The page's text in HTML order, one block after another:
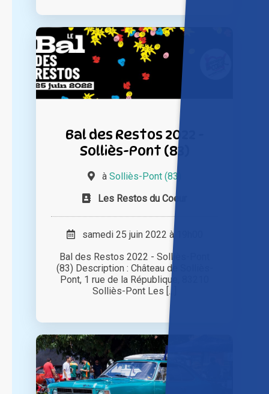
Bal des Restos 2022 -
Solliès-Pont (83)
à Solliès-Pont (83)
Les Restos du Coeur
samedi 25 juin 2022 à 19h00
Bal des Restos 2022 - Solliès-Pont
(83) Description : Château de Solliès-
Pont, 1 rue de la République, 83210
Solliès-Pont Les [...]